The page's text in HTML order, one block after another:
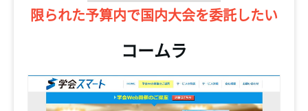
限られた予算内で国内大会を委託したい
コームラ